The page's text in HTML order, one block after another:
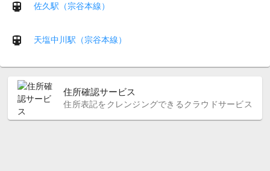
佐久駅（宗谷本線）
天塩中川駅（宗谷本線）
住所確認サービス
住所表記をクレンジングできるクラウドサービス